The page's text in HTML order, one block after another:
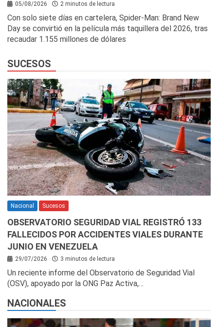
05/08/2026 2 minutos de lectura
Con solo siete días en cartelera, Spider-Man: Brand New
Day se convirtió en la película más taquillera del 2026, tras
recaudar 1.155 millones de dólares
SUCESOS
Nacional Sucesos
OBSERVATORIO SEGURIDAD VIAL REGISTRÓ 133
FALLECIDOS POR ACCIDENTES VIALES DURANTE
JUNIO EN VENEZUELA
29/07/2026 3 minutos de lectura
Un reciente informe del Observatorio de Seguridad Vial
(OSV), apoyado por la ONG Paz Activa,…
NACIONALES